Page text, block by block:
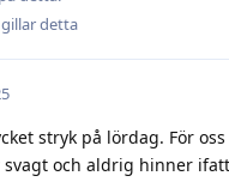
gillar detta
stryk på lördag. För
och aldrig hinner